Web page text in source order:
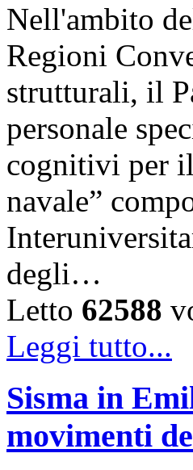
Nell'ambito
Regioni
strutturali, il
personale
cognitivi per
navale”
degli…
Letto 62588
Leggi tutto...
Sisma in
movimenti